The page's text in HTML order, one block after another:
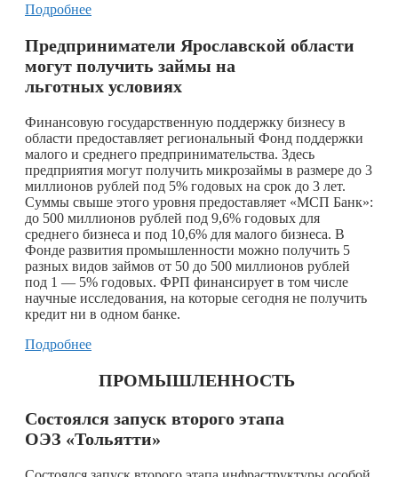
Подробнее
Предприниматели Ярославской области
могут получить займы на
льготных условиях
​Финансовую государственную поддержку бизнесу в
области предоставляет региональный Фонд поддержки
малого и среднего предпринимательства. Здесь
предприятия могут получить микрозаймы в размере до 3
миллионов рублей под 5% годовых на срок до 3 лет.
Суммы свыше этого уровня предоставляет «МСП Банк»:
до 500 миллионов рублей под 9,6% годовых для
среднего бизнеса и под 10,6% для малого бизнеса. В
Фонде развития промышленности можно получить 5
разных видов займов от 50 до 500 миллионов рублей
под 1 — 5% годовых. ФРП финансирует в том числе
научные исследования, на которые сегодня не получить
кредит ни в одном банке.
Подробнее
ПРОМЫШЛЕННОСТЬ
Состоялся запуск второго этапа
ОЭЗ «Тольятти»